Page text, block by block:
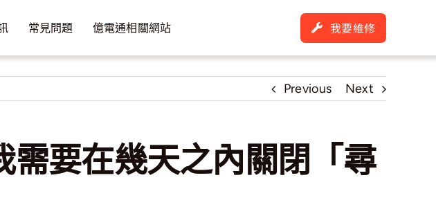
常見問題 億電通相關網站 我要維修
Previous Next
要在幾天之內關閉「尋